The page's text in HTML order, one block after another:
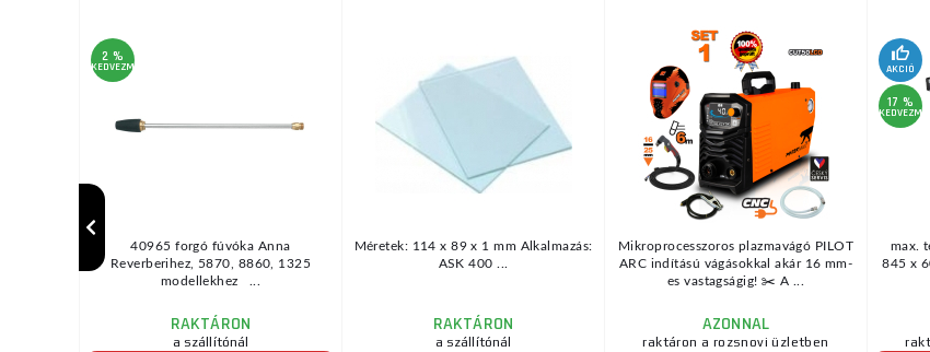
2 %
KEDVEZMÉNY
40965 forgó fúvóka Anna
Reverberihez, 5870, 8860, 1325
modellekhez ...
RAKTÁRON
a szállítónál
Méretek: 114 x 89 x 1 mm Alkalmazás:
ASK 400 ...
RAKTÁRON
a szállítónál
Mikroprocesszoros plazmavágó PILOT
ARC indítású vágásokkal akár 16 mm-
es vastagságig! ✂️ A ...
AZONNAL
raktáron a rozsnovi üzletben
AKCIÓ
17 %
max.
845 x